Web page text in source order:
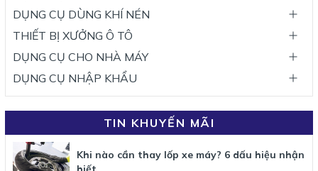
DỤNG CỤ DÙNG KHÍ NÉN
THIẾT BỊ XƯỞNG Ô TÔ
DỤNG CỤ CHO NHÀ MÁY
DỤNG CỤ NHẬP KHẨU
TIN KHUYẾN MÃI
Khi nào cần thay lốp xe máy? 6 dấu hiệu nhận